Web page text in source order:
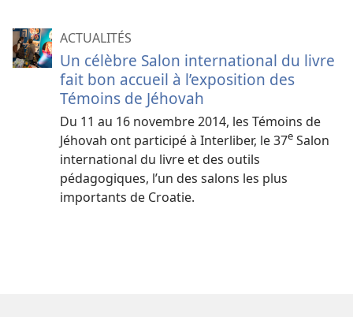
ACTUALITÉS
Un célèbre Salon international du livre
fait bon accueil à l’exposition des
Témoins de Jéhovah
Du 11 au 16 novembre 2014, les Témoins de
Jéhovah ont participé à Interliber, le 37e Salon
international du livre et des outils
pédagogiques, l’un des salons les plus
importants de Croatie.